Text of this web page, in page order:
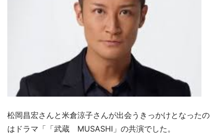
松岡昌宏さんと米倉涼子さんが出会うきっかけとなったの
はドラマ「「武蔵 MUSASHI」の共演でした。